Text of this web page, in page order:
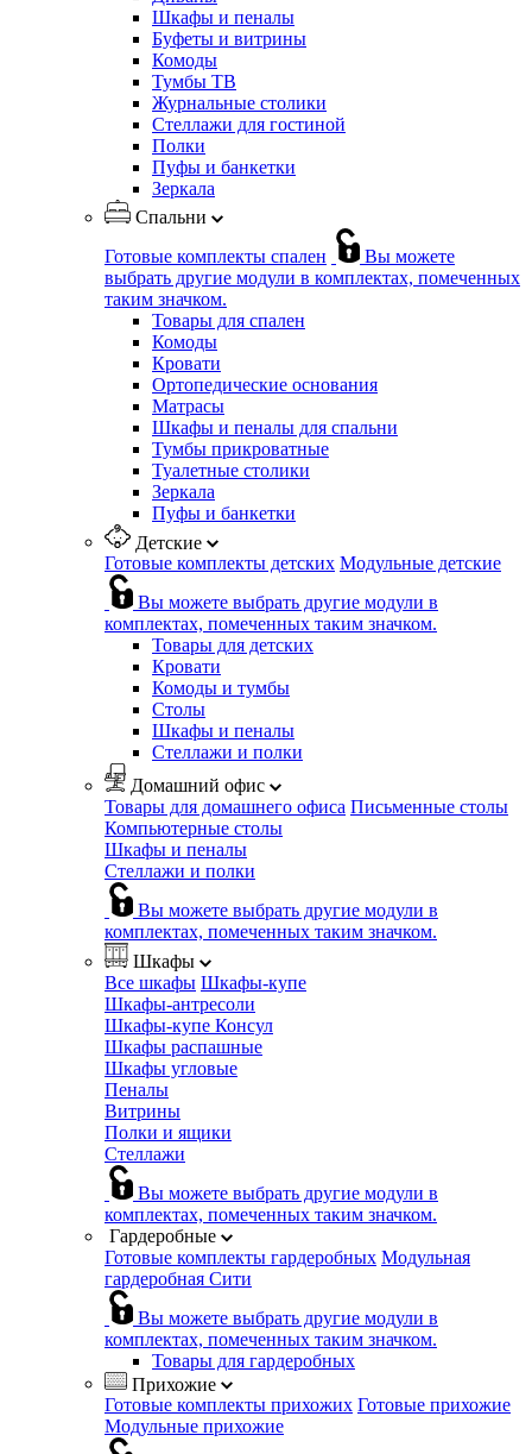
Шкафы и пеналы
Буфеты и витрины
Комоды
Тумбы ТВ
Журнальные столики
Стеллажи для гостиной
Полки
Пуфы и банкетки
Зеркала
Спальни
Готовые комплекты спален
Вы можете
выбрать другие модули в комплектах, помеченных
таким значком.
Товары для спален
Комоды
Кровати
Ортопедические основания
Матрасы
Шкафы и пеналы для спальни
Тумбы прикроватные
Туалетные столики
Зеркала
Пуфы и банкетки
Детские
Готовые комплекты детских Модульные детские
Вы можете выбрать другие модули в
комплектах, помеченных таким значком.
Товары для детских
Кровати
Комоды и тумбы
Столы
Шкафы и пеналы
Стеллажи и полки
Домашний офис
Товары для домашнего офиса Письменные столы
Компьютерные столы
Шкафы и пеналы
Стеллажи и полки
Вы можете выбрать другие модули в
комплектах, помеченных таким значком.
Шкафы
Все шкафы Шкафы-купе
Шкафы-антресоли
Шкафы-купе Консул
Шкафы распашные
Шкафы угловые
Пеналы
Витрины
Полки и ящики
Стеллажи
Вы можете выбрать другие модули в
комплектах, помеченных таким значком.
Гардеробные
Готовые комплекты гардеробных Модульная
гардеробная Сити
Вы можете выбрать другие модули в
комплектах, помеченных таким значком.
Товары для гардеробных
Прихожие
Готовые комплекты прихожих Готовые прихожие
Модульные прихожие